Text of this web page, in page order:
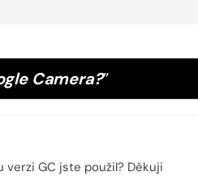
Camera?”
GC jste použil? Děkuji